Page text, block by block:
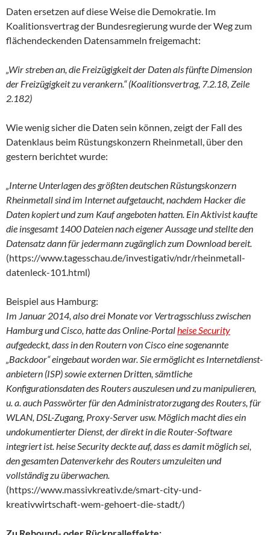
Daten ersetzen auf diese Weise die Demokratie. Im
Koalitionsvertrag der Bundesregierung wurde der Weg zum
flächendeckenden Datensammeln freigemacht:
„Wir streben an, die Freizügigkeit der Daten als fünfte Dimension
der Freizügigkeit zu verankern.“ (Koalitionsvertrag, 7.2.18, Zeile
2.182)
Wie wenig sicher die Daten sein können, zeigt der Fall des
Datenklaus beim Rüstungskonzern Rheinmetall, über den
gestern berichtet wurde:
„Interne Unterlagen des größten deutschen Rüstungskonzern
Rheinmetall sind im Internet aufgetaucht, nachdem Hacker die
Daten kopiert und zum Kauf angeboten hatten. Ein Aktivist kaufte
die insgesamt 1400 Dateien nach eigener Aussage und stellte den
Datensatz dann für jedermann zugänglich zum Download bereit.
(https://www.tagesschau.de/investigativ/ndr/rheinmetall-
datenleck-101.html)
Beispiel aus Hamburg:
Im Januar 2014, also drei Monate vor Vertragsschluss zwischen
Hamburg und Cisco, hatte das Online-Portal heise Security
aufgedeckt, dass in den Routern von Cisco eine sogenannte
„Backdoor“ eingebaut worden war. Sie ermöglicht es Internetdienst-
anbietern (ISP) sowie externen Dritten, sämtliche
Konfigurationsdaten des Routers auszulesen und zu manipulieren,
u. a. auch Passwörter für den Administratorzugang des Routers, für
WLAN, DSL-Zugang, Proxy-Server usw. Möglich macht dies ein
undokumentierter Dienst, der direkt in die Router-Software
integriert ist. heise Security deckte auf, dass es damit möglich sei,
den gesamten Datenverkehr des Routers umzuleiten und
vollständig zu überwachen.
(https://www.massivkreativ.de/smart-city-und-
kreativwirtschaft-wem-gehoert-die-stadt/)
Zu Rebound- oder Rückpralleffekte: